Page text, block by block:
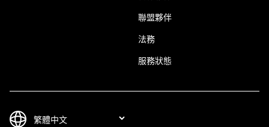
聯盟夥伴
法務
服務狀態